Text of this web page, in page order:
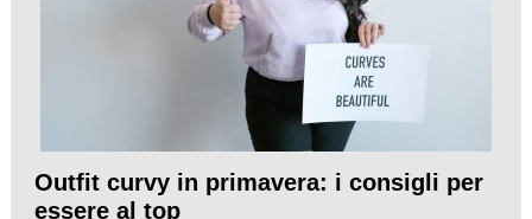
Outfit curvy in primavera: i consigli per
essere al top